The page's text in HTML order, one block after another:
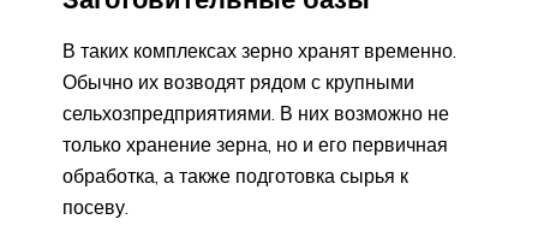
В таких комплексах зерно хранят временно.
Обычно их возводят рядом с крупными
сельхозпредприятиями. В них возможно не
только хранение зерна, но и его первичная
обработка, а также подготовка сырья к
посеву.